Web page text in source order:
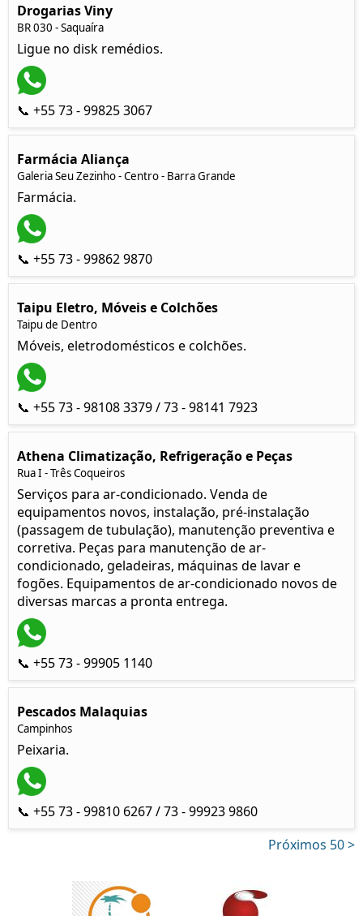
Drogarias Viny
BR 030 - Saquaíra
Ligue no disk remédios.
📞 +55 73 - 99825 3067
Farmácia Aliança
Galeria Seu Zezinho - Centro - Barra Grande
Farmácia.
📞 +55 73 - 99862 9870
Taipu Eletro, Móveis e Colchões
Taipu de Dentro
Móveis, eletrodomésticos e colchões.
📞 +55 73 - 98108 3379 / 73 - 98141 7923
Athena Climatização, Refrigeração e Peças
Rua I - Três Coqueiros
Serviços para ar-condicionado. Venda de
equipamentos novos, instalação, pré-instalação
(passagem de tubulação), manutenção preventiva e
corretiva. Peças para manutenção de ar-
condicionado, geladeiras, máquinas de lavar e
fogões. Equipamentos de ar-condicionado novos de
diversas marcas a pronta entrega.
📞 +55 73 - 99905 1140
Pescados Malaquias
Campinhos
Peixaria.
📞 +55 73 - 99810 6267 / 73 - 99923 9860
Próximos 50 >